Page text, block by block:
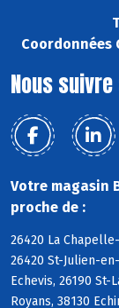
Coordonnées
Nous
Votre magasin
proche de :
26420 La
26420 St-Julien-
Echevis, 26190
Royans, 38130